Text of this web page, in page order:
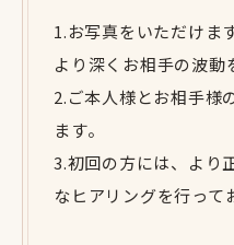
1.お写真をいただけま
より深くお相手の波動
2.ご本人様とお相手様
ます。
3.初回の方には、より
なヒアリングを行って